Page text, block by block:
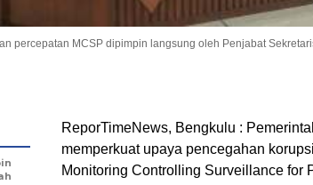
percepatan MCSP dipimpin langsung oleh Penjabat
ReporTimeNews, Bengkulu :
memperkuat upaya pencegahan
Monitoring Controlling Surveillance for